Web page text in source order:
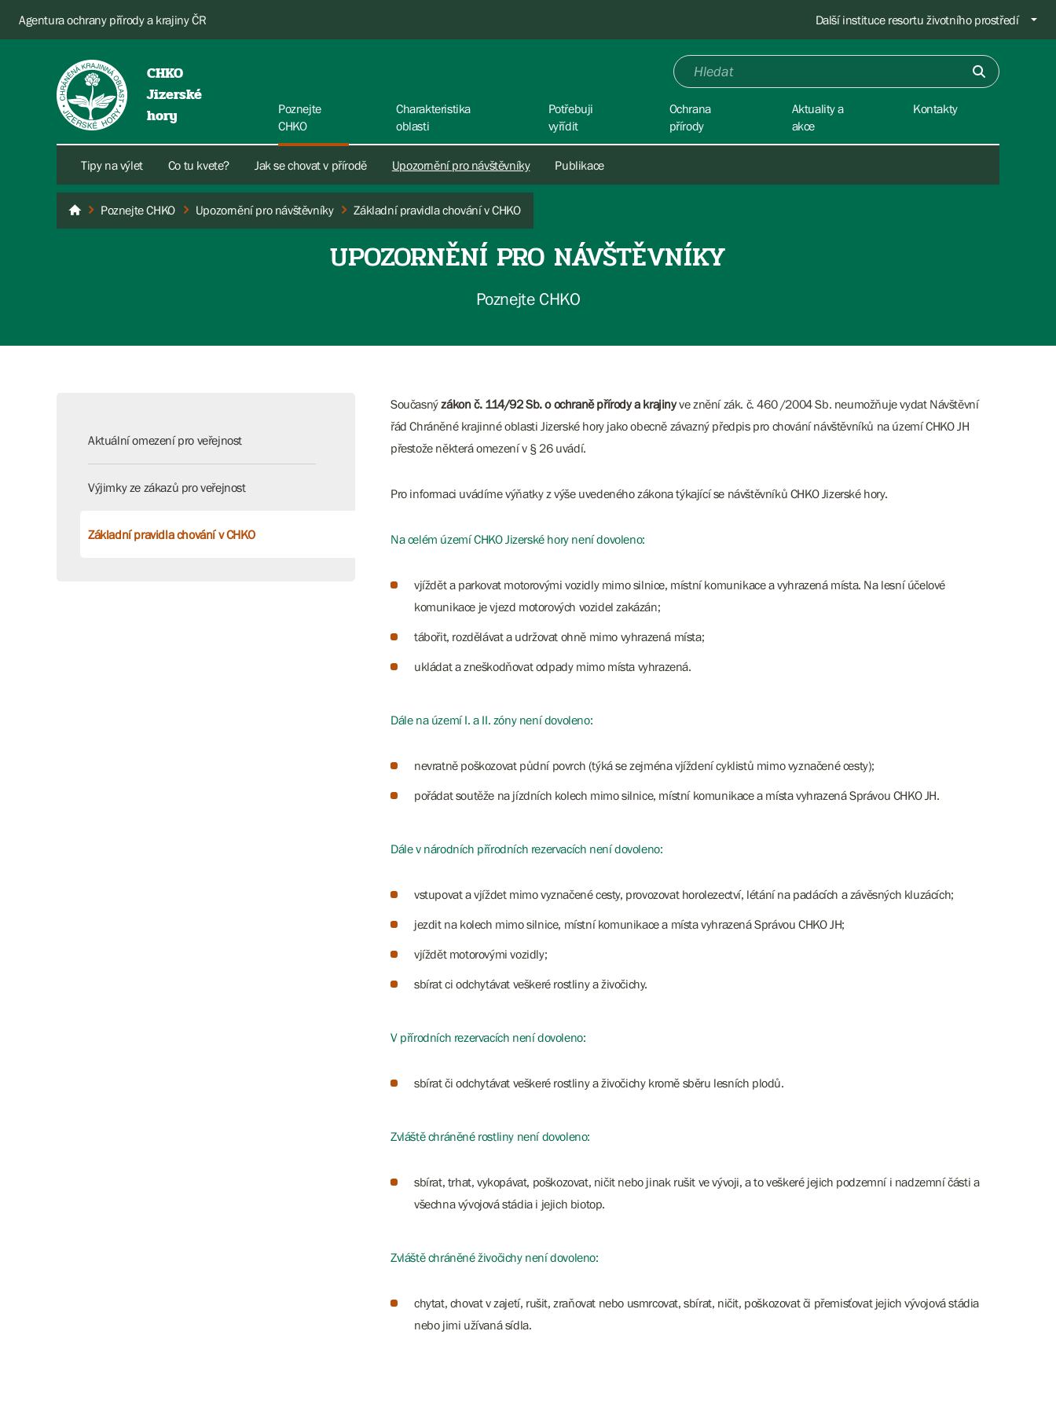
Agentura ochrany přírody a krajiny ČR Další instituce resortu životního prostředí
CHKO
Jizerské
hory
Poznejte
CHKO
Tipy na výlet Co tu kvete? Jak se chovat v přírodě Upozornění pro návštěvníky Publikace
Charakteristika
oblasti
Potřebuji
vyřídit
Ochrana
přírody
Aktuality a
akce
Kontakty
Jizerské hory
Poznejte CHKO Upozornění pro návštěvníky Základní pravidla chování v CHKO
UPOZORNĚNÍ PRO NÁVŠTĚVNÍKY
Poznejte CHKO
Aktuální omezení pro veřejnost
Výjimky ze zákazů pro veřejnost
Základní pravidla chování v CHKO
Současnýzákon č. 114/92 Sb. o ochraně přírody a krajinyve znění zák. č. 460 /2004 Sb. neumožňuje vydat Návštěvní
řád Chráněné krajinné oblasti Jizerské hory jako obecně závazný předpis pro chování návštěvníků na území CHKO JH
přestože některá omezení v § 26 uvádí.
Pro informaci uvádíme výňatky z výše uvedeného zákona týkající se návštěvníků CHKO Jizerské hory.
Na celém území CHKO Jizerské hory není dovoleno:
vjíždět a parkovat motorovými vozidly mimo silnice, místní komunikace a vyhrazená místa. Na lesní účelové
komunikace je vjezd motorových vozidel zakázán;
tábořit, rozdělávat a udržovat ohně mimo vyhrazená místa;
ukládat a zneškodňovat odpady mimo místa vyhrazená.
Dále na území I. a II. zóny není dovoleno:
nevratně poškozovat půdní povrch (týká se zejména vjíždení cyklistů mimo vyznačené cesty);
pořádat soutěže na jízdních kolech mimo silnice, místní komunikace a místa vyhrazená Správou CHKO JH.
Dále v národních přírodních rezervacích není dovoleno:
vstupovat a vjíždet mimo vyznačené cesty, provozovat horolezectví, létání na padácích a závěsných kluzácích;
jezdit na kolech mimo silnice, místní komunikace a místa vyhrazená Správou CHKO JH;
vjíždět motorovými vozidly;
sbírat ci odchytávat veškeré rostliny a živočichy.
V přírodních rezervacích není dovoleno:
sbírat či odchytávat veškeré rostliny a živočichy kromě sběru lesních plodů.
Zvláště chráněné rostliny není dovoleno:
sbírat, trhat, vykopávat, poškozovat, ničit nebo jinak rušit ve vývoji, a to veškeré jejich podzemní i nadzemní části a
všechna vývojová stádia i jejich biotop.
Zvláště chráněné živočichy není dovoleno:
chytat, chovat v zajetí, rušit, zraňovat nebo usmrcovat, sbírat, ničit, poškozovat či přemisťovat jejich vývojová stádia
nebo jimi užívaná sídla.